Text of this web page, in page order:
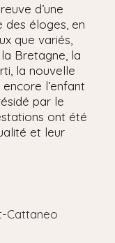
d’une
des éloges, en
que variés,
Bretagne, la
la nouvelle
l’enfant
par le
ont été
et leur
Cattaneo